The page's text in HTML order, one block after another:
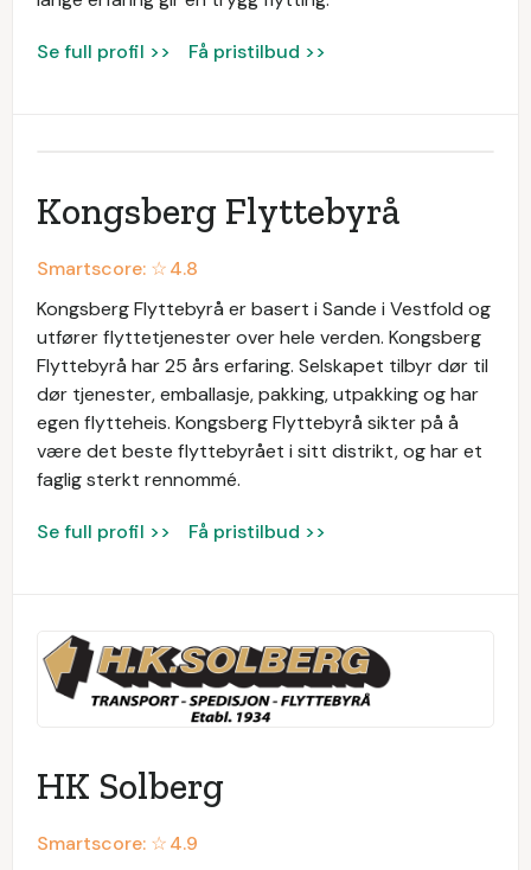
Se full profil >> Få pristilbud >>
Kongsberg Flyttebyrå
Smartscore: ☆4.8
Kongsberg Flyttebyrå er basert i Sande i Vestfold og
utfører flyttetjenester over hele verden. Kongsberg
Flyttebyrå har 25 års erfaring. Selskapet tilbyr dør til
dør tjenester, emballasje, pakking, utpakking og har
egen flytteheis. Kongsberg Flyttebyrå sikter på å
være det beste flyttebyrået i sitt distrikt, og har et
faglig sterkt rennommé.
Se full profil >> Få pristilbud >>
HK Solberg
Smartscore: ☆4.9